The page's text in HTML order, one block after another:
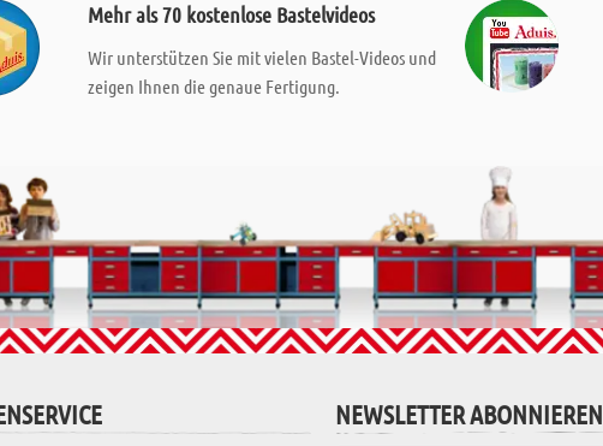
Mehr als 70 kostenlose Bastelvideos
Wir unterstützen Sie mit vielen Bastel-Videos und
zeigen Ihnen die genaue Fertigung.
NEWSLETTER ABONNIEREN